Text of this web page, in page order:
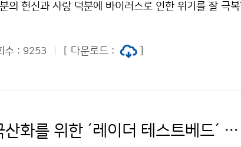
의 헌신과 사랑 덕분에 바이러스로 인한 위기를 잘 극
수 : 9253 [ 다운로드 :
레이더 부품 국산화를 위한 ´레이더 테스트베드´ 현장 점검